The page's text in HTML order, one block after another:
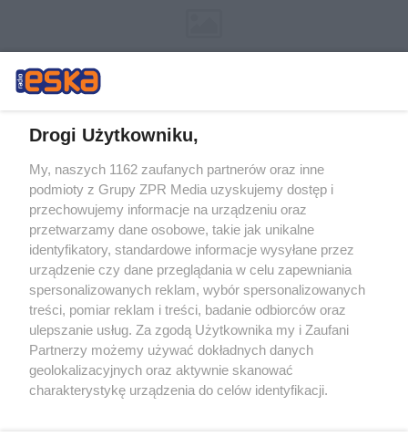
Żaden utwór zamieszczony w serwisie nie może być powielany i
rozpowszechniany lub dalej rozpowszechniany w jakikolwiek sposób (w
tym także elektroniczny lub mechaniczny) na jakimkolwiek polu
eksploatacji w jakiejkolwiek formie, włącznie z umieszczaniem w
Internecie bez pisemnej zgody właściciela praw. Jakiekolwiek użycie lub
wykorzystanie utworów w całości lub w części z naruszeniem prawa,
tzn. bez właściwej zgody, jest zabronione pod groźbą kary i może być
ścigane prawnie.
Drogi Użytkowniku,
My, naszych 1162 zaufanych partnerów oraz inne
podmioty z Grupy ZPR Media uzyskujemy dostęp i
przechowujemy informacje na urządzeniu oraz
przetwarzamy dane osobowe, takie jak unikalne
identyfikatory, standardowe informacje wysyłane przez
urządzenie czy dane przeglądania w celu zapewniania
spersonalizowanych reklam, wybór spersonalizowanych
treści, pomiar reklam i treści, badanie odbiorców oraz
ulepszanie usług. Za zgodą Użytkownika my i Zaufani
Partnerzy możemy używać dokładnych danych
geolokalizacyjnych oraz aktywnie skanować
charakterystykę urządzenia do celów identyfikacji.